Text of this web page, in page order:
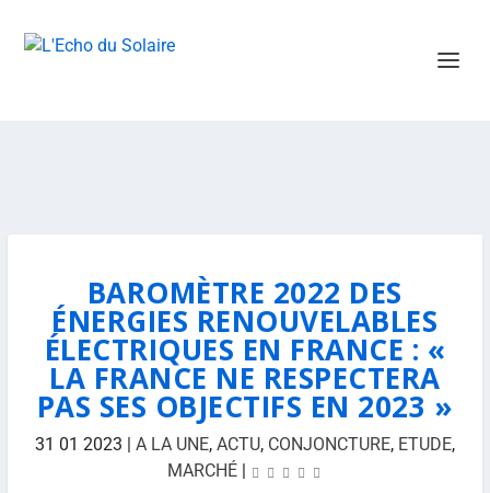
BAROMÈTRE 2022 DES
ÉNERGIES RENOUVELABLES
ÉLECTRIQUES EN FRANCE : «
LA FRANCE NE RESPECTERA
PAS SES OBJECTIFS EN 2023 »
31 01 2023 | A LA UNE, ACTU, CONJONCTURE, ETUDE,
MARCHÉ|